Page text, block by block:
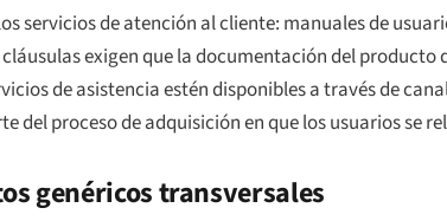
servicios de atención al cliente: manuales de
exigen que la documentación del
de asistencia estén disponibles a través de
del proceso de adquisición en que los usuarios se
genéricos transversales